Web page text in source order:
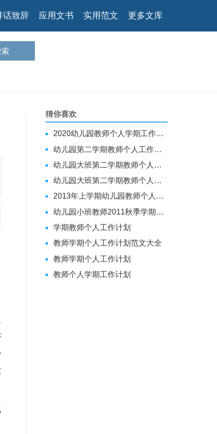
话致辞 应用文书 实用范文 更多文库
猜你喜欢
2020幼儿园教师个人学期工作计划（推荐阅读）
幼儿园第二学期教师个人工作计划（最终五篇）
幼儿园大班第二学期教师个人工作计划
幼儿园大班第二学期教师个人工作计划
2013年上学期幼儿园教师个人工作计划
幼儿园小班教师2011秋季学期个人工作计划
学期教师个人工作计划
教师学期个人工作计划范文大全
教师学期个人工作计划
教师个人学期工作计划